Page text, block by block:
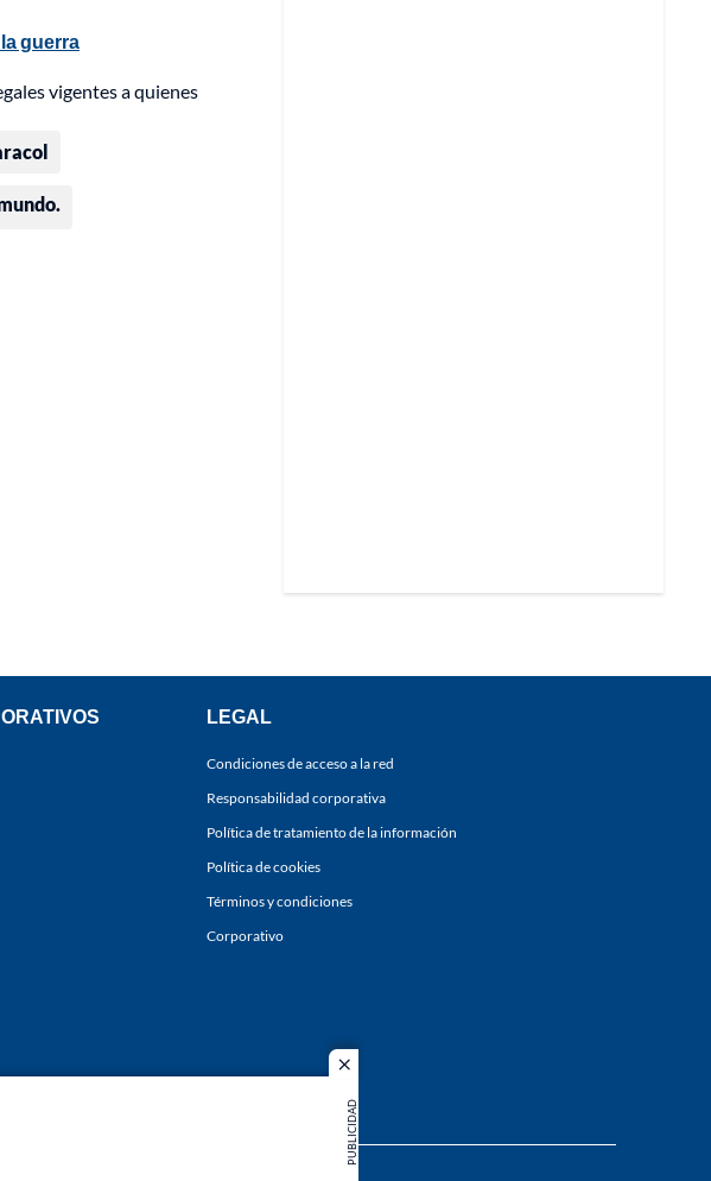
close
PUBLICIDAD
guerra
vigentes a quienes
LEGAL
Condiciones de acceso a la red
Responsabilidad corporativa
Política de tratamiento de la información
Política de cookies
Términos y condiciones
Corporativo